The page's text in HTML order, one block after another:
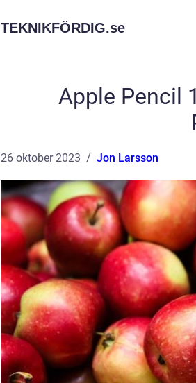
TEKNIKFÖRDIG.se
Apple Pencil
26 oktober 2023 Jon Larsson